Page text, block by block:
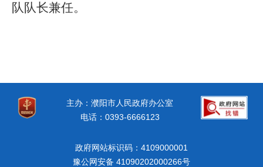
队队长兼任。
主办：濮阳市人民政府办公室
电话：0393-6666123
政府网站标识码：4109000001
豫公网安备 41090202000266号